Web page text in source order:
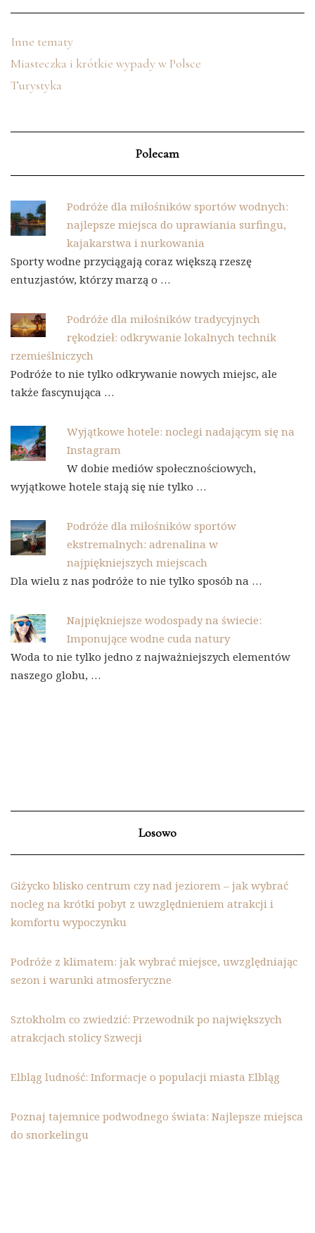
Inne tematy
Miasteczka i krótkie wypady w Polsce
Turystyka
Polecam
Podróże dla miłośników sportów wodnych:
najlepsze miejsca do uprawiania surfingu,
kajakarstwa i nurkowania
Sporty wodne przyciągają coraz większą rzeszę
entuzjastów, którzy marzą o …
Podróże dla miłośników tradycyjnych
rękodzieł: odkrywanie lokalnych technik
rzemieślniczych
Podróże to nie tylko odkrywanie nowych miejsc, ale
także fascynująca …
Wyjątkowe hotele: noclegi nadającym się na
Instagram
W dobie mediów społecznościowych,
wyjątkowe hotele stają się nie tylko …
Podróże dla miłośników sportów
ekstremalnych: adrenalina w
najpiękniejszych miejscach
Dla wielu z nas podróże to nie tylko sposób na …
Najpiękniejsze wodospady na świecie:
Imponujące wodne cuda natury
Woda to nie tylko jedno z najważniejszych elementów
naszego globu, …
Losowo
Giżycko blisko centrum czy nad jeziorem – jak wybrać
nocleg na krótki pobyt z uwzględnieniem atrakcji i
komfortu wypoczynku
Podróże z klimatem: jak wybrać miejsce, uwzględniając
sezon i warunki atmosferyczne
Sztokholm co zwiedzić: Przewodnik po największych
atrakcjach stolicy Szwecji
Elbląg ludność: Informacje o populacji miasta Elbląg
Poznaj tajemnice podwodnego świata: Najlepsze miejsca
do snorkelingu